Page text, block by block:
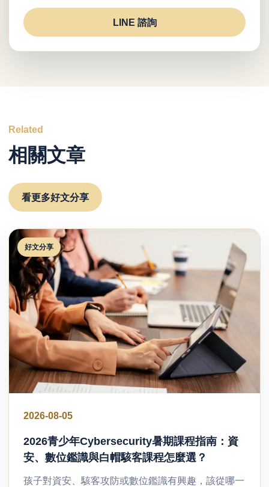
LINE 諮詢
Related
相關文章
看更多好文分享
好文分享
2026-08-05
2026青少年Cybersecurity暑期課程指南：資
安、數位鑑識與白帽駭客課程怎麼選？
孩子對資安、駭客攻防或數位鑑識有興趣，該從哪一